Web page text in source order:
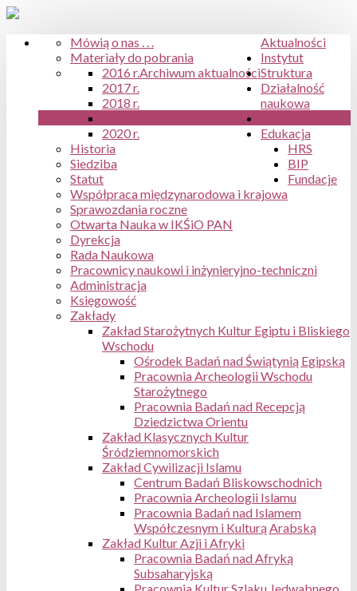
Aktualności
Mówią o nas . . .
Materiały do pobrania
Archiwum aktualności
2016 r.
2017 r.
2018 r.
2020 r.
Instytut
Historia
Siedziba
Statut
Współpraca międzynarodowa i krajowa
Sprawozdania roczne
Otwarta Nauka w IKŚiO PAN
Struktura
Dyrekcja
Rada Naukowa
Pracownicy naukowi i inżynieryjno-techniczni
Administracja
Księgowość
Zakłady
Zakład Starożytnych Kultur Egiptu i Bliskiego
Wschodu
Ośrodek Badań nad Świątynią Egipską
Pracownia Archeologii Wschodu
Starożytnego
Pracownia Badań nad Recepcją
Dziedzictwa Orientu
Zakład Klasycznych Kultur
Śródziemnomorskich
Zakład Cywilizacji Islamu
Centrum Badań Bliskowschodnich
Pracownia Archeologii Islamu
Pracownia Badań nad Islamem
Współczesnym i Kulturą Arabską
Zakład Kultur Azji i Afryki
Pracownia Badań nad Afryką
Subsaharyjską
Działalność
naukowa
Edukacja
HRS
BIP
Fundacje